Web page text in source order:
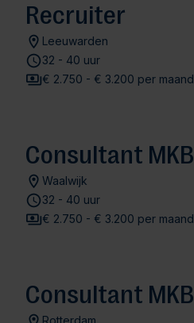
Recruiter
Leeuwarden
32 - 40 uur
€ 2.750 - € 3.200 per maand
Consultant MKB
Waalwijk
32 - 40 uur
€ 2.750 - € 3.200 per maand
Consultant MKB
Rotterdam